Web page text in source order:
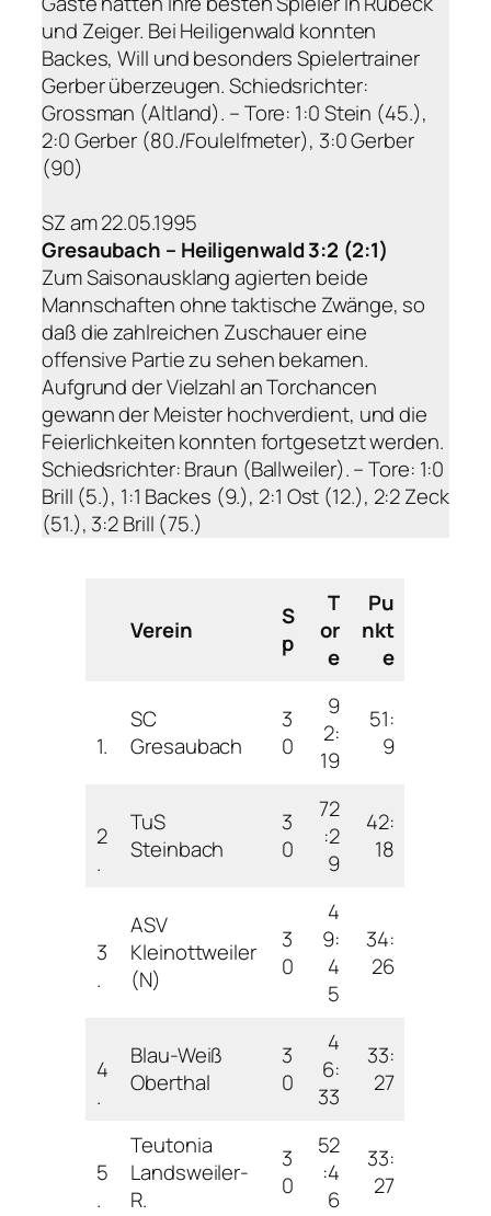
und Zeiger. Bei Heiligenwald konnten
Backes, Will und besonders Spielertrainer
Gerber überzeugen. Schiedsrichter:
Grossman (Altland). – Tore: 1:0 Stein (45.),
2:0 Gerber (80./Foulelfmeter), 3:0 Gerber
(90)
SZ am 22.05.1995
Gresaubach – Heiligenwald 3:2 (2:1)
Zum Saisonausklang agierten beide
Mannschaften ohne taktische Zwänge, so
daß die zahlreichen Zuschauer eine
offensive Partie zu sehen bekamen.
Aufgrund der Vielzahl an Torchancen
gewann der Meister hochverdient, und die
Feierlichkeiten konnten fortgesetzt werden.
Schiedsrichter: Braun (Ballweiler). – Tore: 1:0
Brill (5.), 1:1 Backes (9.), 2:1 Ost (12.), 2:2 Zeck
(51.), 3:2 Brill (75.)
Verein
S
p
T
or
e
Pu
nkt
e
1.
SC
Gresaubach
3
0
9
2:
19
51:
9
2
.
TuS
Steinbach
3
0
72
:2
9
42:
18
3
.
ASV
Kleinottweiler
(N)
3
0
4
9:
4
5
34:
26
4
.
Blau-Weiß
Oberthal
3
0
4
6:
33
33:
27
5
.
Teutonia
Landsweiler-
R.
3
0
52
:4
6
33:
27